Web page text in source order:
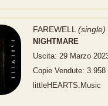
FAREWELL (single)
NIGHTMARE
Uscita: 29 Marzo
Copie Vendute: 3.958
littleHEARTS.Music